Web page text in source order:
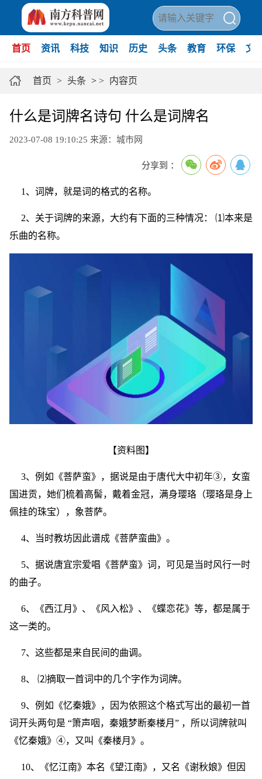
首页 资讯 科技 知识 历史 头条 教育 环保 文
首页 > 头条 > > 内容页
什么是词牌名诗句 什么是词牌名
2023-07-08 19:10:25 来源：城市网
分享到 ：
1、词牌，就是词的格式的名称。
2、关于词牌的来源，大约有下面的三种情况： ⑴本来是
乐曲的名称。
【资料图】
3、例如《菩萨蛮》，据说是由于唐代大中初年③，女蛮
国进贡，她们梳着高髻，戴着金冠，满身璎珞（璎珞是身上
佩挂的珠宝），象菩萨。
4、当时教坊因此谱成《菩萨蛮曲》。
5、据说唐宜宗爱唱《菩萨蛮》词，可见是当时风行一时
的曲子。
6、《西江月》、《风入松》、《蝶恋花》等，都是属于
这一类的。
7、这些都是来自民间的曲调。
8、 ⑵摘取一首词中的几个字作为词牌。
9、例如《忆秦娥》，因为依照这个格式写出的最初一首
词开头两句是 “箫声咽，秦娥梦断秦楼月” ，所以词牌就叫
《忆秦娥》④，又叫《秦楼月》。
10、《忆江南》本名《望江南》，又名《谢秋娘》但因